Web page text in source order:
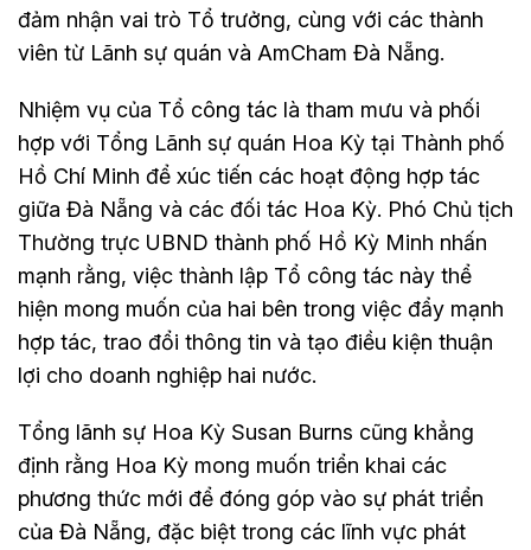
đảm nhận vai trò Tổ trưởng, cùng với các thành
viên từ Lãnh sự quán và AmCham Đà Nẵng.
Nhiệm vụ của Tổ công tác là tham mưu và phối
hợp với Tổng Lãnh sự quán Hoa Kỳ tại Thành phố
Hồ Chí Minh để xúc tiến các hoạt động hợp tác
giữa Đà Nẵng và các đối tác Hoa Kỳ. Phó Chủ tịch
Thường trực UBND thành phố Hồ Kỳ Minh nhấn
mạnh rằng, việc thành lập Tổ công tác này thể
hiện mong muốn của hai bên trong việc đẩy mạnh
hợp tác, trao đổi thông tin và tạo điều kiện thuận
lợi cho doanh nghiệp hai nước.
Tổng lãnh sự Hoa Kỳ Susan Burns cũng khẳng
định rằng Hoa Kỳ mong muốn triển khai các
phương thức mới để đóng góp vào sự phát triển
của Đà Nẵng, đặc biệt trong các lĩnh vực phát